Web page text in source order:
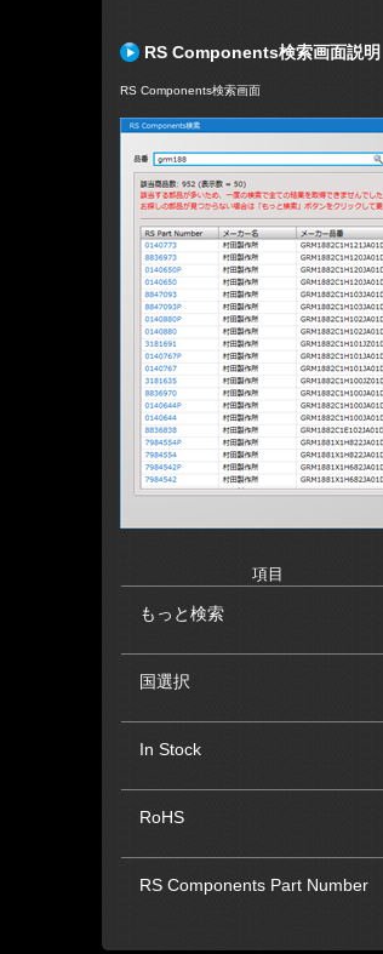
RS Components検索画面説明
RS Components検索画面
項目
もっと検索
国選択
In Stock
RoHS
RS Components Part Number